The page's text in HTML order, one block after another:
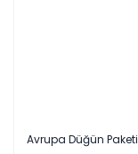
Avrupa Düğün Paketi